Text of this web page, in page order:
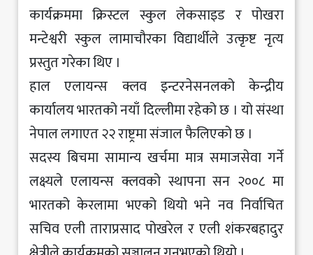
कार्यक्रममा क्रिस्टल स्कुल लेकसाइड र पोखरा
मन्टेश्वरी स्कुल लामाचौरका विद्यार्थीले उत्कृष्ट नृत्य
प्रस्तुत गरेका थिए ।
हाल एलायन्स क्लव इन्टरनेसनलको केन्द्रीय
कार्यालय भारतको नयाँ दिल्लीमा रहेको छ । यो संस्था
नेपाल लगाएत २२ राष्ट्रमा संजाल फैलिएको छ ।
सदस्य बिचमा सामान्य खर्चमा मात्र समाजसेवा गर्ने
लक्ष्यले एलायन्स क्लवको स्थापना सन २००८ मा
भारतको केरलामा भएको थियो भने नव निर्वाचित
सचिव एली ताराप्रसाद पोखरेल र एली शंकरबहादुर